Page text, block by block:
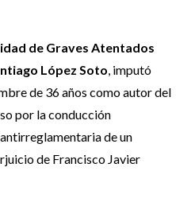
de Graves Atentados
López Soto, imputó
de 36 años como autor del
por la conducción
de un
de Francisco Javier